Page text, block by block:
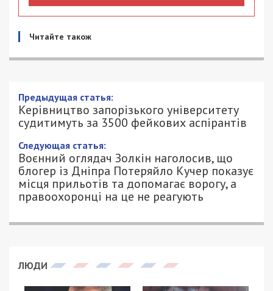
Читайте також
Керівництво запорізького університету
судитимуть за 3500 фейкових
аспірантів
11/05/2026 - 12:00
АННА БАУМАН - СПЕЦИАЛЬНО ДЛЯ
49000.COM.UA
451